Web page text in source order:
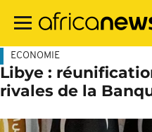
contenu
ECONOMIE
Libye :
rivales de la